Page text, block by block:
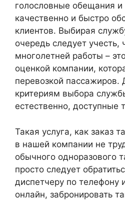
голословные обещания и
качественно и быстро
клиентов. Выбирая
очередь следует учесть,
многолетней работы –
оценкой компании,
перевозкой
критериям выбора
естественно, доступные
Такая услуга, как заказ
в нашей компании не
обычного одноразового
просто следует
диспетчеру по телефону
онлайн, забронировать